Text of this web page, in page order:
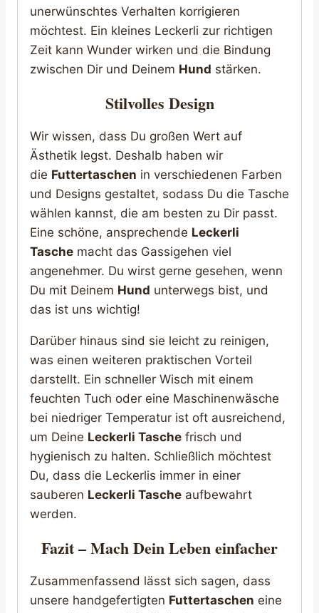
unerwünschtes Verhalten korrigieren
möchtest. Ein kleines Leckerli zur richtigen
Zeit kann Wunder wirken und die Bindung
zwischen Dir und Deinem Hund stärken.
Stilvolles Design
Wir wissen, dass Du großen Wert auf
Ästhetik legst. Deshalb haben wir
die Futtertaschen in verschiedenen Farben
und Designs gestaltet, sodass Du die Tasche
wählen kannst, die am besten zu Dir passt.
Eine schöne, ansprechende Leckerli
Tasche macht das Gassigehen viel
angenehmer. Du wirst gerne gesehen, wenn
Du mit Deinem Hund unterwegs bist, und
das ist uns wichtig!
Darüber hinaus sind sie leicht zu reinigen,
was einen weiteren praktischen Vorteil
darstellt. Ein schneller Wisch mit einem
feuchten Tuch oder eine Maschinenwäsche
bei niedriger Temperatur ist oft ausreichend,
um Deine Leckerli Tasche frisch und
hygienisch zu halten. Schließlich möchtest
Du, dass die Leckerlis immer in einer
sauberen Leckerli Tasche aufbewahrt
werden.
Fazit – Mach Dein Leben einfacher
Zusammenfassend lässt sich sagen, dass
unsere handgefertigten Futtertaschen eine